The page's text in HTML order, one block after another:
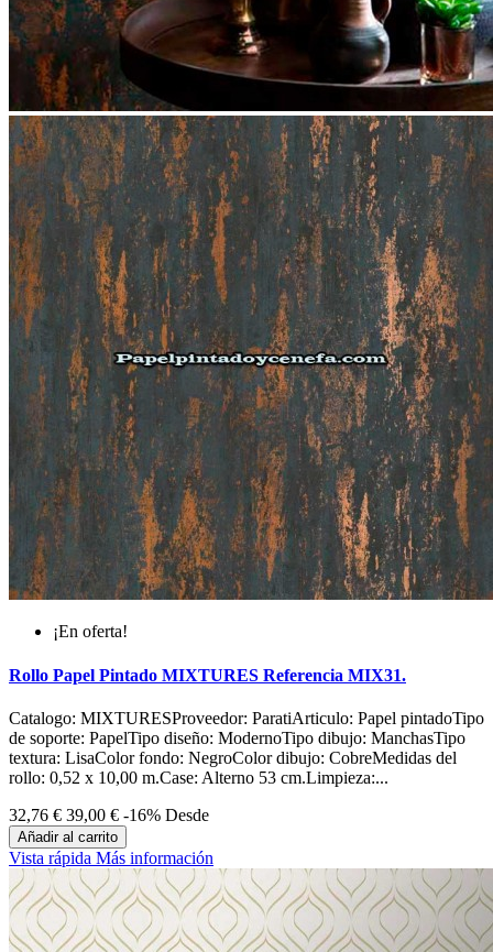
¡En oferta!
Rollo Papel Pintado MIXTURES Referencia MIX31.
Catalogo: MIXTURESProveedor: ParatiArticulo: Papel pintadoTipo
de soporte: PapelTipo diseño: ModernoTipo dibujo: ManchasTipo
textura: LisaColor fondo: NegroColor dibujo: CobreMedidas del
rollo: 0,52 x 10,00 m.Case: Alterno 53 cm.Limpieza:...
32,76 € 39,00 € -16% Desde
Añadir al carrito
Vista rápida Más información